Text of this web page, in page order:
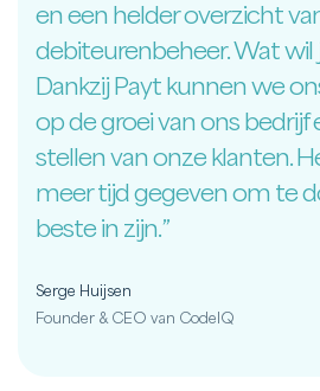
en een helder overzicht
debiteurenbeheer. Wat
Dankzij Payt kunnen we
op de groei van ons
stellen van onze klanten.
meer tijd gegeven om te
beste in zijn.”
Serge Huijsen
Founder & CEO van CodeIQ